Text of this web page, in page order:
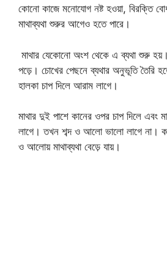
কোনো কাজে মনোযোগ নষ্ট হওয়া, বিরক্তি
মাথাব্যথা শুরুর আগেও হতে পারে।
মাথার যেকোনো অংশ থেকে এ ব্যথা শুরু
পড়ে। চোখের পেছনে ব্যথার অনুভূতি তৈরি
হালকা চাপ দিলে আরাম লাগে।
মাথার দুই পাশে কানের ওপর চাপ দিলে এবং
লাগে। তখন শব্দ ও আলো ভালো লাগে না।
ও আলোয় মাথাব্যথা বেড়ে যায়।